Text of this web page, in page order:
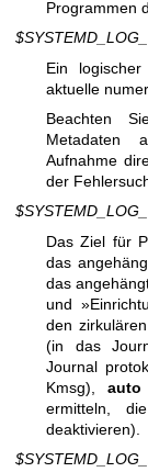
Programmen
Ein
aktuelle
Beachten
Metadaten
Aufnahme
der
Das Ziel für
das
das
und
den
(in das
Journal
Kmsg),auto
ermitteln,
deaktivieren).